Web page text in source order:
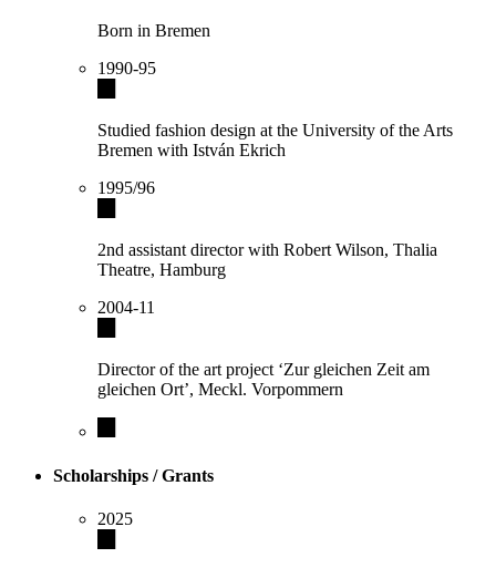
Born in Bremen
1990-95
Studied fashion design at the University of the Arts
Bremen with István Ekrich
1995/96
2nd assistant director with Robert Wilson, Thalia
Theatre, Hamburg
2004-11
Director of the art project ‘Zur gleichen Zeit am
gleichen Ort’, Meckl. Vorpommern
Scholarships / Grants
2025